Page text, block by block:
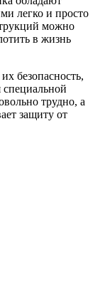
легко и просто
можно
в жизнь
безопасность,
специальной
трудно, а
защиту от